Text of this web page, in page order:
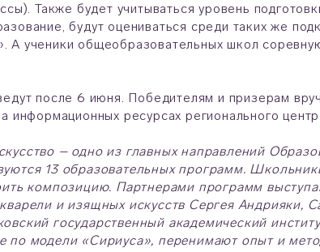
Также будет учитываться уровень
будут оцениваться среди таких же
ученики общеобразовательных школ
после 6 июня. Победителям и призерам
информационных ресурсах регионального
– одно из главных направлений
13 образовательных программ.
композицию. Партнерами программ
и изящных искусств Сергея Андрияки,
государственный академический
по модели «Сириуса», перенимают опыт и